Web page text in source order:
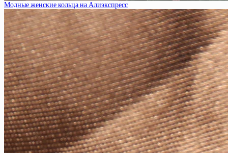
Модные женские кольца на Алиэкспресс